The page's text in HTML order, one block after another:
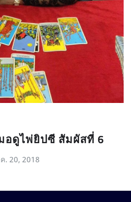
ดูไพ่ยิปซี สัมผัสที่ 6
. 20, 2018